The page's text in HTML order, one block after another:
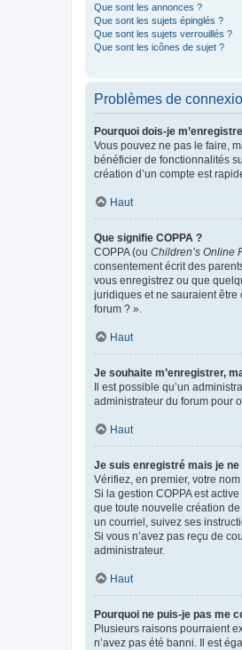
Que sont les annonces ?
Que sont les sujets épinglés ?
Que sont les sujets verrouillés ?
Que sont les icônes de sujet ?
Problèmes de
Pourquoi dois-je
Vous pouvez ne pas le faire,
bénéficier de fonctionnalités
création d’un compte est
Haut
Que signifie COPPA ?
COPPA (ou Children’s Online
consentement écrit des
vous enregistrez ou que
juridiques et ne sauraient être
forum ? ».
Haut
Je souhaite m’enregistrer,
Il est possible qu’un
administrateur du forum pour
Haut
Je suis enregistré mais je
Vérifiez, en premier, votre
Si la gestion COPPA est
que toute nouvelle création
un courriel, suivez ses
Si vous n’avez pas reçu de
administrateur.
Haut
Pourquoi ne puis-je pas me
Plusieurs raisons pourraient
n’avez pas été banni. Il est